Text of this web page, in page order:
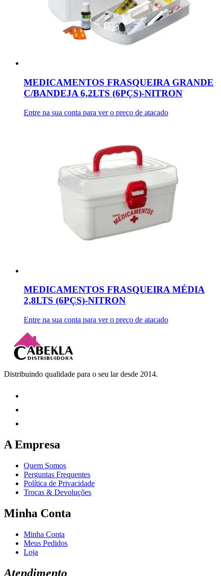
MEDICAMENTOS FRASQUEIRA GRANDE
C/BANDEJA 6,2LTS (6PÇS)-NITRON
Entre na sua conta para ver o preço de atacado
MEDICAMENTOS FRASQUEIRA MÉDIA
2,8LTS (6PÇS)-NITRON
Entre na sua conta para ver o preço de atacado
Distribuindo qualidade para o seu lar desde 2014.
A Empresa
Quem Somos
Perguntas Frequentes
Política de Privacidade
Trocas & Devoluções
Minha Conta
Minha Conta
Meus Pedidos
Loja
Atendimento